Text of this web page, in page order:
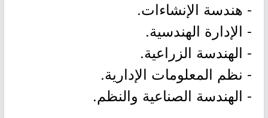
- هندسة الإنشاءات.
- الإدارة الهندسية.
- الهندسة الزراعية.
- نظم المعلومات الإدارية.
- الهندسة الصناعية والنظم.